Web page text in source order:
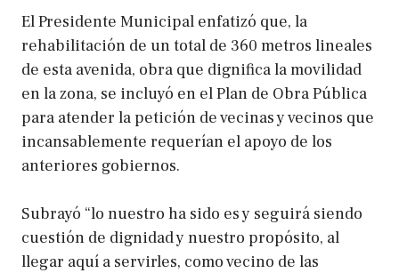
El Presidente Municipal enfatizó que, la
rehabilitación de un total de 360 metros lineales
de esta avenida, obra que dignifica la movilidad
en la zona, se incluyó en el Plan de Obra Pública
para atender la petición de vecinas y vecinos que
incansablemente requerían el apoyo de los
anteriores gobiernos.
Subrayó “lo nuestro ha sido es y seguirá siendo
cuestión de dignidad y nuestro propósito, al
llegar aquí a servirles, como vecino de las